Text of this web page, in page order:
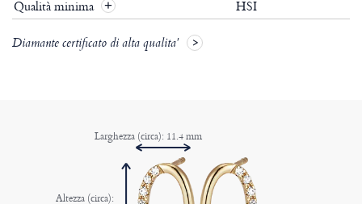
Qualità minima + HSI
Diamante certificato di alta qualita'
Altezza (circa):
Larghezza (circa): 11.4 mm